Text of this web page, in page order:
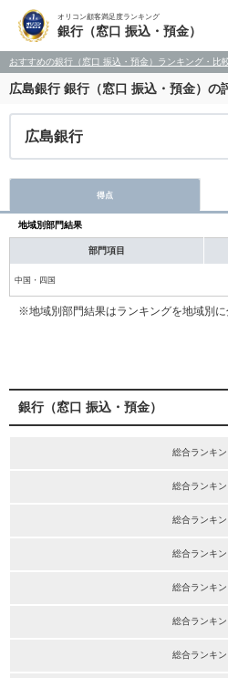
オリコン顧客満足度ランキング
銀行（窓口 振込・預金）
おすすめの銀行（窓口 振込・預金）ランキング・比
広島銀行銀行（窓口 振込・預金）の
広島銀行
得点
地域別部門結果
部門項目
中国・四国
※地域別部門結果はランキングを地域別に
銀行（窓口 振込・預金）
総合ランキ
総合ランキ
総合ランキ
総合ランキ
総合ランキ
総合ランキ
総合ランキ